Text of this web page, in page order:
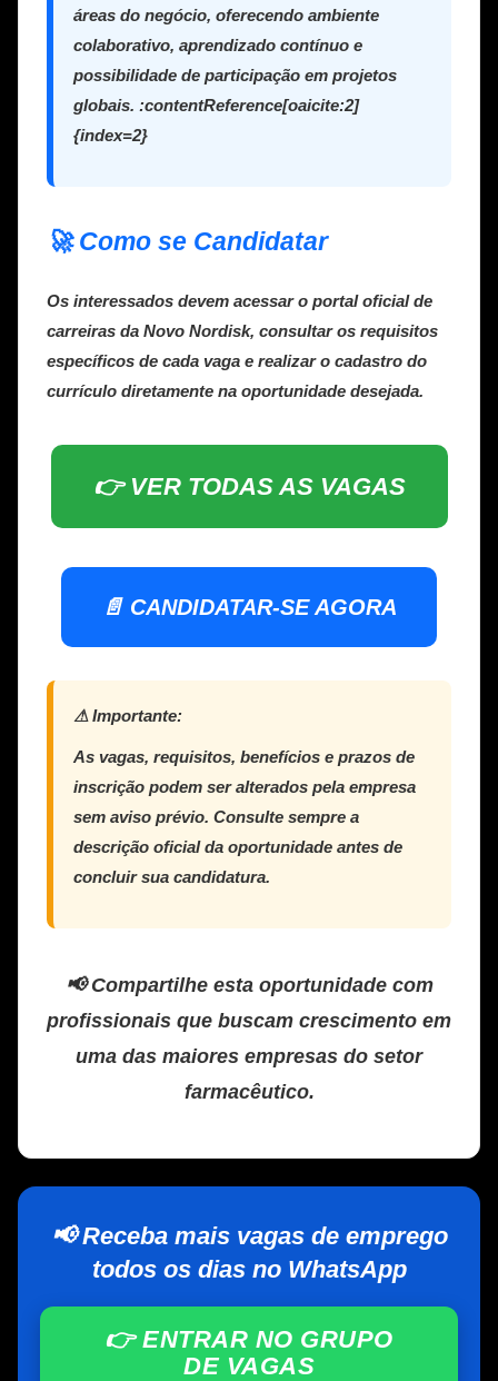
áreas do negócio, oferecendo ambiente
colaborativo, aprendizado contínuo e
possibilidade de participação em projetos
globais. :contentReference[oaicite:2]
{index=2}
🚀 Como se Candidatar
Os interessados devem acessar o portal oficial de
carreiras da Novo Nordisk, consultar os requisitos
específicos de cada vaga e realizar o cadastro do
currículo diretamente na oportunidade desejada.
👉 VER TODAS AS VAGAS
📄 CANDIDATAR-SE AGORA
⚠ Importante:
As vagas, requisitos, benefícios e prazos de
inscrição podem ser alterados pela empresa
sem aviso prévio. Consulte sempre a
descrição oficial da oportunidade antes de
concluir sua candidatura.
📢Compartilhe esta oportunidadecom
profissionais que buscam crescimento em
uma das maiores empresas do setor
farmacêutico.
📢 Receba mais vagas de emprego
todos os dias no WhatsApp
👉 ENTRAR NO GRUPO
DE VAGAS